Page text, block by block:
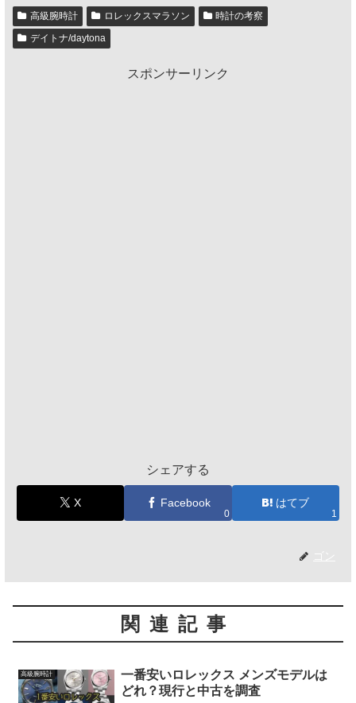
高級腕時計 ロレックスマラソン
時計の考察
デイトナ/daytona
スポンサーリンク
シェアする
X Facebook
0
はてブ
1
ゴン
関連記事
高級腕時計
一番安いロレックス メンズモデルは
どれ？現行と中古を調査